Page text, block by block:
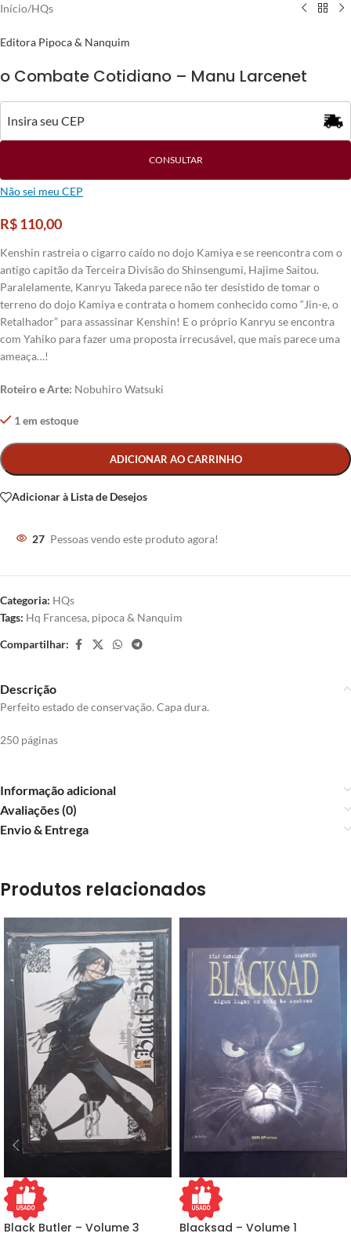
Início/HQs
Editora Pipoca & Nanquim
o Combate Cotidiano – Manu Larcenet
CONSULTAR
Não sei meu CEP
R$110,00
Kenshin rastreia o cigarro caído no dojo Kamiya e se reencontra com o
antigo capitão da Terceira Divisão do Shinsengumi, Hajime Saitou.
Paralelamente, Kanryu Takeda parece não ter desistido de tomar o
terreno do dojo Kamiya e contrata o homem conhecido como “Jin-e, o
Retalhador” para assassinar Kenshin! E o próprio Kanryu se encontra
com Yahiko para fazer uma proposta irrecusável, que mais parece uma
ameaça…!
Roteiro eArte: Nobuhiro Watsuki
1 em estoque
ADICIONAR AO CARRINHO
Alternative:
Adicionar à Lista de Desejos
27 Pessoas vendo este produto agora!
Categoria: HQs
Tags: Hq Francesa, pipoca & Nanquim
Compartilhar:
Descrição
Perfeito estado de conservação. Capa dura.
250 páginas
Informação adicional
Avaliações (0)
Envio & Entrega
Produtos relacionados
Black Butler – Volume 3 Blacksad – Volume 1